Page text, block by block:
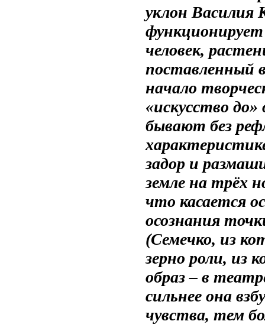
уклон Василия
человек,
поставленный
начало
«искусство
бывают без
задор и
земле на трёх
что касается
осознания
(Семечко, из
зерно роли, из
образ – в
сильнее она
чувства, тем